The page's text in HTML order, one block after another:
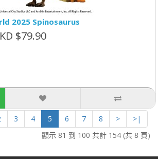
2025 Spinosaurus
$79.90
3 4 5 6 7 8 >
>|
顯示 81 到 100 共計 154 (共 8 頁)